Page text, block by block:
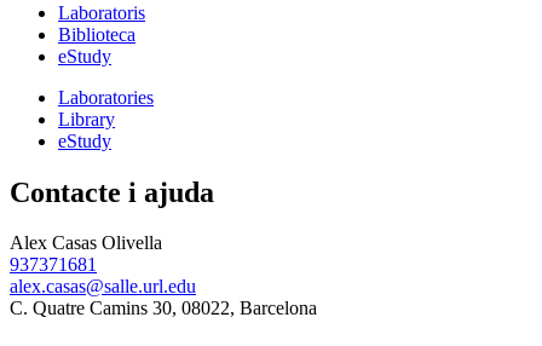
Laboratoris
Biblioteca
eStudy
Laboratories
Library
eStudy
Contacte i ajuda
Alex Casas Olivella
937371681
alex.casas@salle.url.edu
C. Quatre Camins 30, 08022, Barcelona